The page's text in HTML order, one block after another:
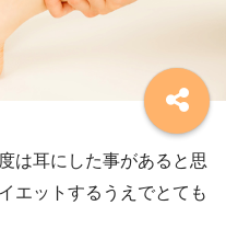
は耳にした事があると思
エットするうえでとても